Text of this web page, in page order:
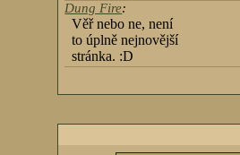
Dung Fire:
Věř nebo ne, není
to úplně nejnovější
stránka. :D